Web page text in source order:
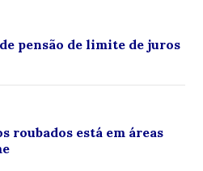
pensão de limite de juros
roubados está em áreas